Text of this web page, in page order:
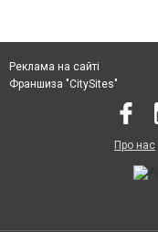
Реклама на сайті
Франшиза "CitySites"
Про нас